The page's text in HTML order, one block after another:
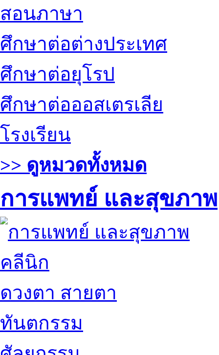
สอนภาษา
ศึกษาต่อต่างประเทศ
ศึกษาต่อยุโรป
ศึกษาต่อออสเตรเลีย
โรงเรียน
>> ดูหมวดทั้งหมด
การแพทย์ และสุขภาพ
คลีนิก
ดวงตา สายตา
ทันตกรรม